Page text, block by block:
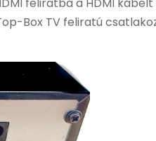
feliratba a HDMI
Box TV feliratú